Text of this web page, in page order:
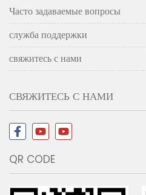
Часто задаваемые вопросы
служба поддержки
свяжитесь с нами
СВЯЖИТЕСЬ С НАМИ
QR CODE